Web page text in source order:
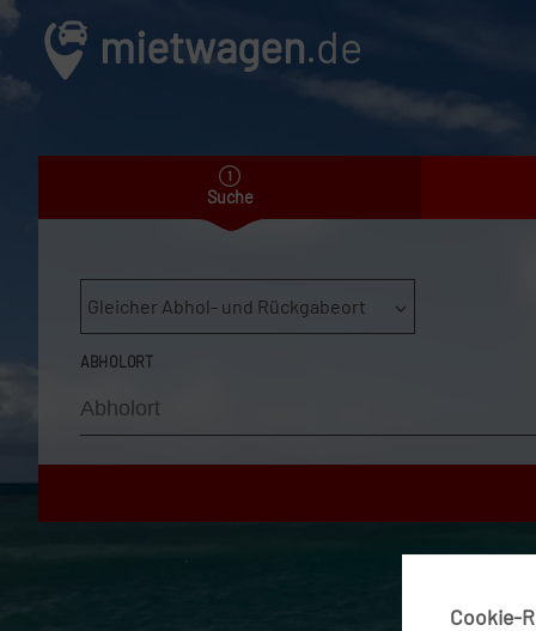
mietwagen.de
Suche
Gleicher Abhol- und Rückgabeort
ABHOLORT
Cookie-